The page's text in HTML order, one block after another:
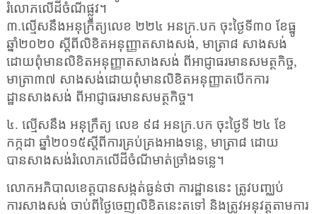
រំលោភលើដីចំណីផ្លូវ។
៣.ល្មើសនឹងអនុក្រឹត្យលេខ ២២៤ អនក្រ.បក ចុះថ្ងៃទី៣០ ខែធ្នូ
ឆ្នាំ២០២០ ស្តីពីលិខិតអនុញ្ញាតសាងសង់, មាត្រា៨ សាងសង់
ដោយពុំមានលិខិតអនុញ្ញាតសាងសង់ ពីអាជ្ញាធរមានសមត្ថកិច្ច,
មាត្រា៣៧ សាងសង់ដោយពុំមានលិខិតអនុញ្ញាតបើកការ
ដ្ឋានសាងសង់ ពីអាជ្ញាធរមានសមត្ថកិច្ច។
៤. ល្មើសនឹង អនុក្រឹត្យ លេខ ៩៨ អនក្រ.បក ចុះថ្ងៃទី ២៤ ខែ
កក្កដា ឆ្នាំ២០១៥ស្តីពីការគ្រប់គ្រងអាងទន្លេ, មាត្រា៨ ដោយ
បានសាងសង់រំលោភលើដីចំណីមាត់ច្រាំងទន្លេ។
លោកអភិបាលខេត្តបានសង្កត់ធ្ងន់ថា ការដ្ឋាននេះ ត្រូវបញ្ឈប់
ការសាងសង់ ចាប់ពីថ្ងៃចេញលិខិតនេះតទៅ និងត្រូវអនុវត្តតាមការ